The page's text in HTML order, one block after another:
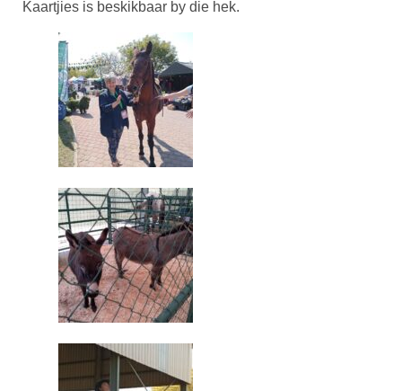
Kaartjies is beskikbaar by die hek.